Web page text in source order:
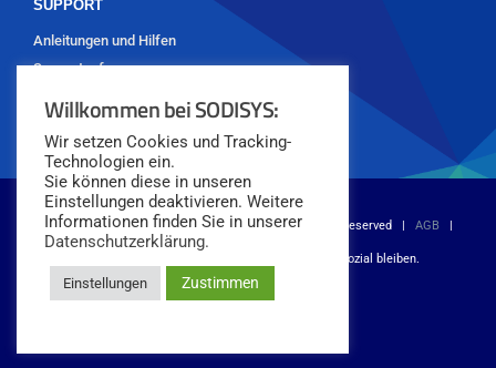
SUPPORT
Anleitungen und Hilfen
Supportanfrage
© Copyright 2018 -2026 SODISYS GmbH | All Rights Reserved | AGB |
| Digital werden. Sozial bleiben.
Willkommen bei SODISYS:
Wir setzen Cookies und Tracking-
Technologien ein.
Sie können diese in unseren
Einstellungen deaktivieren. Weitere
Informationen finden Sie in unserer
Datenschutzerklärung.
Einstellungen Zustimmen